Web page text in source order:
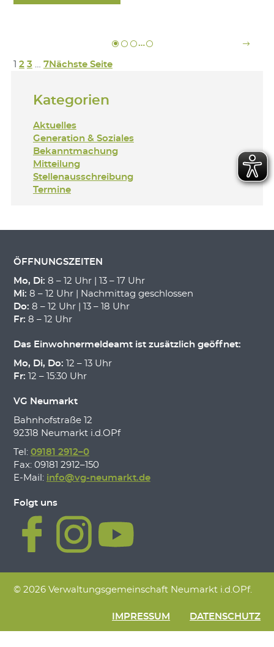
…
2 3 7Nächste Seite
Kategorien
Aktuelles
Generation & Soziales
Bekanntmachung
Mitteilung
Stellenausschreibung
Termine
ÖFFNUNGSZEITEN
Mo, Di: 8 – 12 Uhr | 13 – 17 Uhr
Mi: 8 – 12 Uhr | Nachmittag geschlossen
Do: 8 – 12 Uhr | 13 – 18 Uhr
Fr: 8 – 12 Uhr
Das Einwohnermeldeamt ist zusätzlich geöffnet:
Mo, Di, Do: 12 – 13 Uhr
Fr: 12 – 15:30 Uhr
VG Neumarkt
Bahnhofstraße 12
92318 Neumarkt i.d.OPf
Tel: 09181 2912–0
Fax: 09181 2912–150
E-Mail: info@vg-neumarkt.de
Folgt uns
© 2026 Verwaltungsgemeinschaft Neumarkt i.d.OPf.
IMPRESSUM DATENSCHUTZ